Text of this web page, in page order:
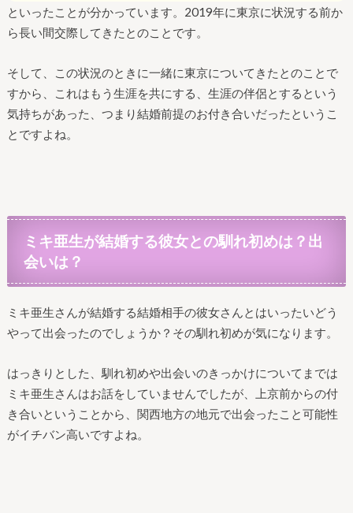
といったことが分かっています。2019年に東京に状況する前か
ら長い間交際してきたとのことです。
そして、この状況のときに一緒に東京についてきたとのことで
すから、これはもう生涯を共にする、生涯の伴侶とするという
気持ちがあった、つまり結婚前提のお付き合いだったというこ
とですよね。
ミキ亜生が結婚する彼女との馴れ初めは？出
会いは？
ミキ亜生さんが結婚する結婚相手の彼女さんとはいったいどう
やって出会ったのでしょうか？その馴れ初めが気になります。
はっきりとした、馴れ初めや出会いのきっかけについてまでは
ミキ亜生さんはお話をしていませんでしたが、上京前からの付
き合いということから、関西地方の地元で出会ったこと可能性
がイチバン高いですよね。